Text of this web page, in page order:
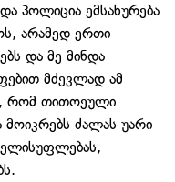
პოლიცია ემსახურება
არამედ ერთი
და მე მინდა
მძევლად ამ
რომ თითოეული
ძალას უარი